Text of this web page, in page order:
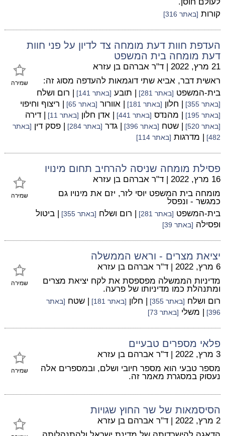
קורות [באתר 316]
העדפת חוות דעת מומחה צד לדיון על פני חוות
דעת מומחה בית המשפט
שמירה
21 מרץ, 2022 | ד"ר אברהם בן עזרא
ראשית דבר, אביא שתי דוגמאות להעדפה מסוג זה:
בית-המשפט [באתר 281] | תובע [באתר 141] | רום ושלח
[באתר 355] | חלון [באתר 181] | אוורור [באתר 65] | ריצוף וחיפוי
[באתר 195] | מהנדס [באתר 441] | אדן חלון [באתר 11] | דירה
[באתר 520] | שטח [באתר 396] | גדר [באתר 284] | פסק דין [באתר
482]
| מדרגות [באתר 114]
פסילת מומחה שניסה להרחיב תחום מינויו
שמירה
16 מרץ, 2022 | ד"ר אברהם בן עזרא
מומחה בית המשפט יוסי לזר, יזם את מינויו גם
כמגשר - ונפסל
בית-המשפט [באתר 281] | רום ושלח [באתר 355]
| ביטול
ופסילה [באתר 39]
יציאת מצרים - וראש הממשלה
שמירה
6 מרץ, 2022 | ד"ר אברהם בן עזרא
מדיניות הממשלה מפספסת את לקח יציאת מצרים
ומתנהלת כמו מדיניותו של פרעה.
רום ושלח [באתר 355] | חלון [באתר 181] | שטח [באתר
396]
| משלי [באתר 73]
פלאי מספרים טבעיים
שמירה
3 מרץ, 2022 | ד"ר אברהם בן עזרא
מספר טבעי הוא מספר חיובי ושלם, ובמספרים אלה
נעסוק במסגרת מאמר זה.
הסיסמאות של שר החוץ שגויות
2 מרץ, 2022 | ד"ר אברהם בן עזרא